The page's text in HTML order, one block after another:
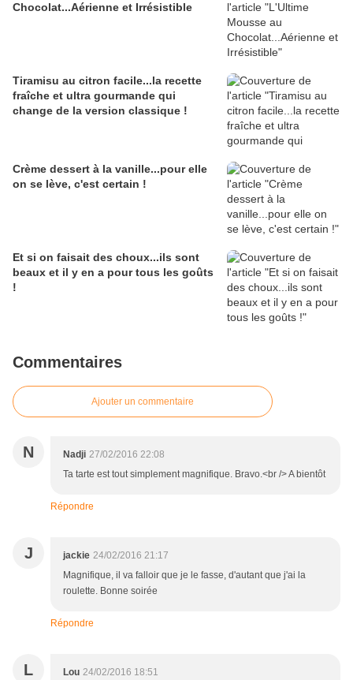
Chocolat...Aérienne et Irrésistible
Tiramisu au citron facile...la recette
fraîche et ultra gourmande qui
change de la version classique !
Crème dessert à la vanille...pour elle
on se lève, c'est certain !
Et si on faisait des choux...ils sont
beaux et il y en a pour tous les goûts
!
Commentaires
Ajouter un commentaire
N Nadji 27/02/2016 22:08
Ta tarte est tout simplement magnifique. Bravo.<br /> A bientôt
Répondre
J jackie 24/02/2016 21:17
Magnifique, il va falloir que je le fasse, d'autant que j'ai la
roulette. Bonne soirée
Répondre
L Lou 24/02/2016 18:51